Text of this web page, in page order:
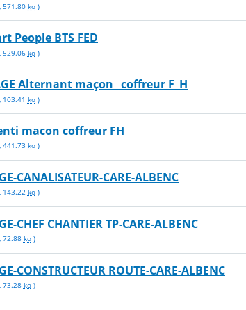
571.80 ko)
People BTS FED
529.06 ko)
Alternant maçon_ coffreur F_H
103.41 ko)
macon coffreur FH
441.73 ko)
CANALISATEUR-CARE-ALBENC
143.22 ko)
CHEF CHANTIER TP-CARE-ALBENC
72.88 ko)
CONSTRUCTEUR ROUTE-CARE-ALBENC
73.28 ko)